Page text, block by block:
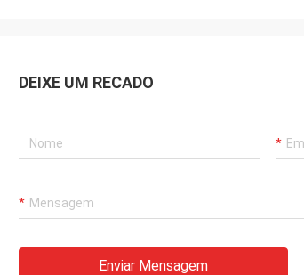
DEIXE UM RECADO
Enviar Mensagem